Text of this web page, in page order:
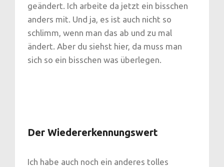
geändert. Ich arbeite da jetzt ein bisschen
anders mit. Und ja, es ist auch nicht so
schlimm, wenn man das ab und zu mal
ändert. Aber du siehst hier, da muss man
sich so ein bisschen was überlegen.
Der Wiedererkennungswert
Ich habe auch noch ein anderes tolles